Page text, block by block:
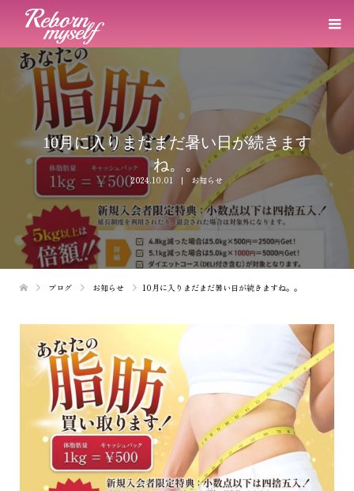
10月に入りまだまだ暑い日が続きます
ね。。
2024.10.01 お知らせ
ブログ お知らせ 10月に入りまだまだ暑い日が続きますね。。